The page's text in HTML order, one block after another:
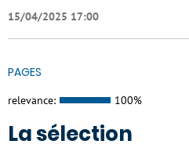
15/04/2025 17:00
PAGES
relevance: 100%
La sélection